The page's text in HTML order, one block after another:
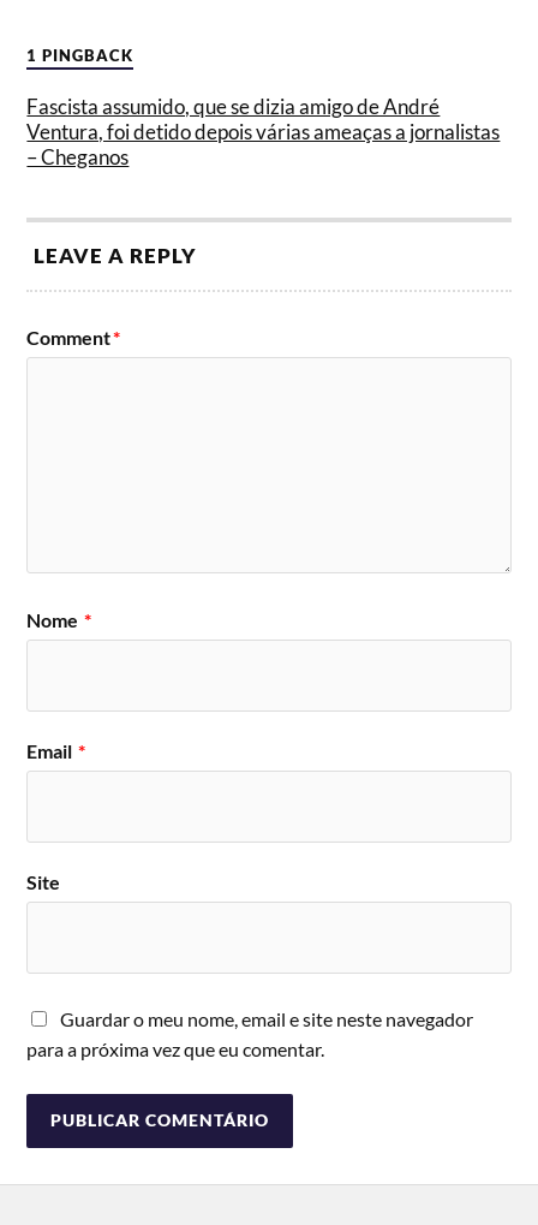
1 PINGBACK
Fascista assumido, que se dizia amigo de André
Ventura, foi detido depois várias ameaças a jornalistas
– Cheganos
LEAVE A REPLY
Comment*
Nome *
Email *
Site
Guardar o meu nome, email e site neste navegador
para a próxima vez que eu comentar.